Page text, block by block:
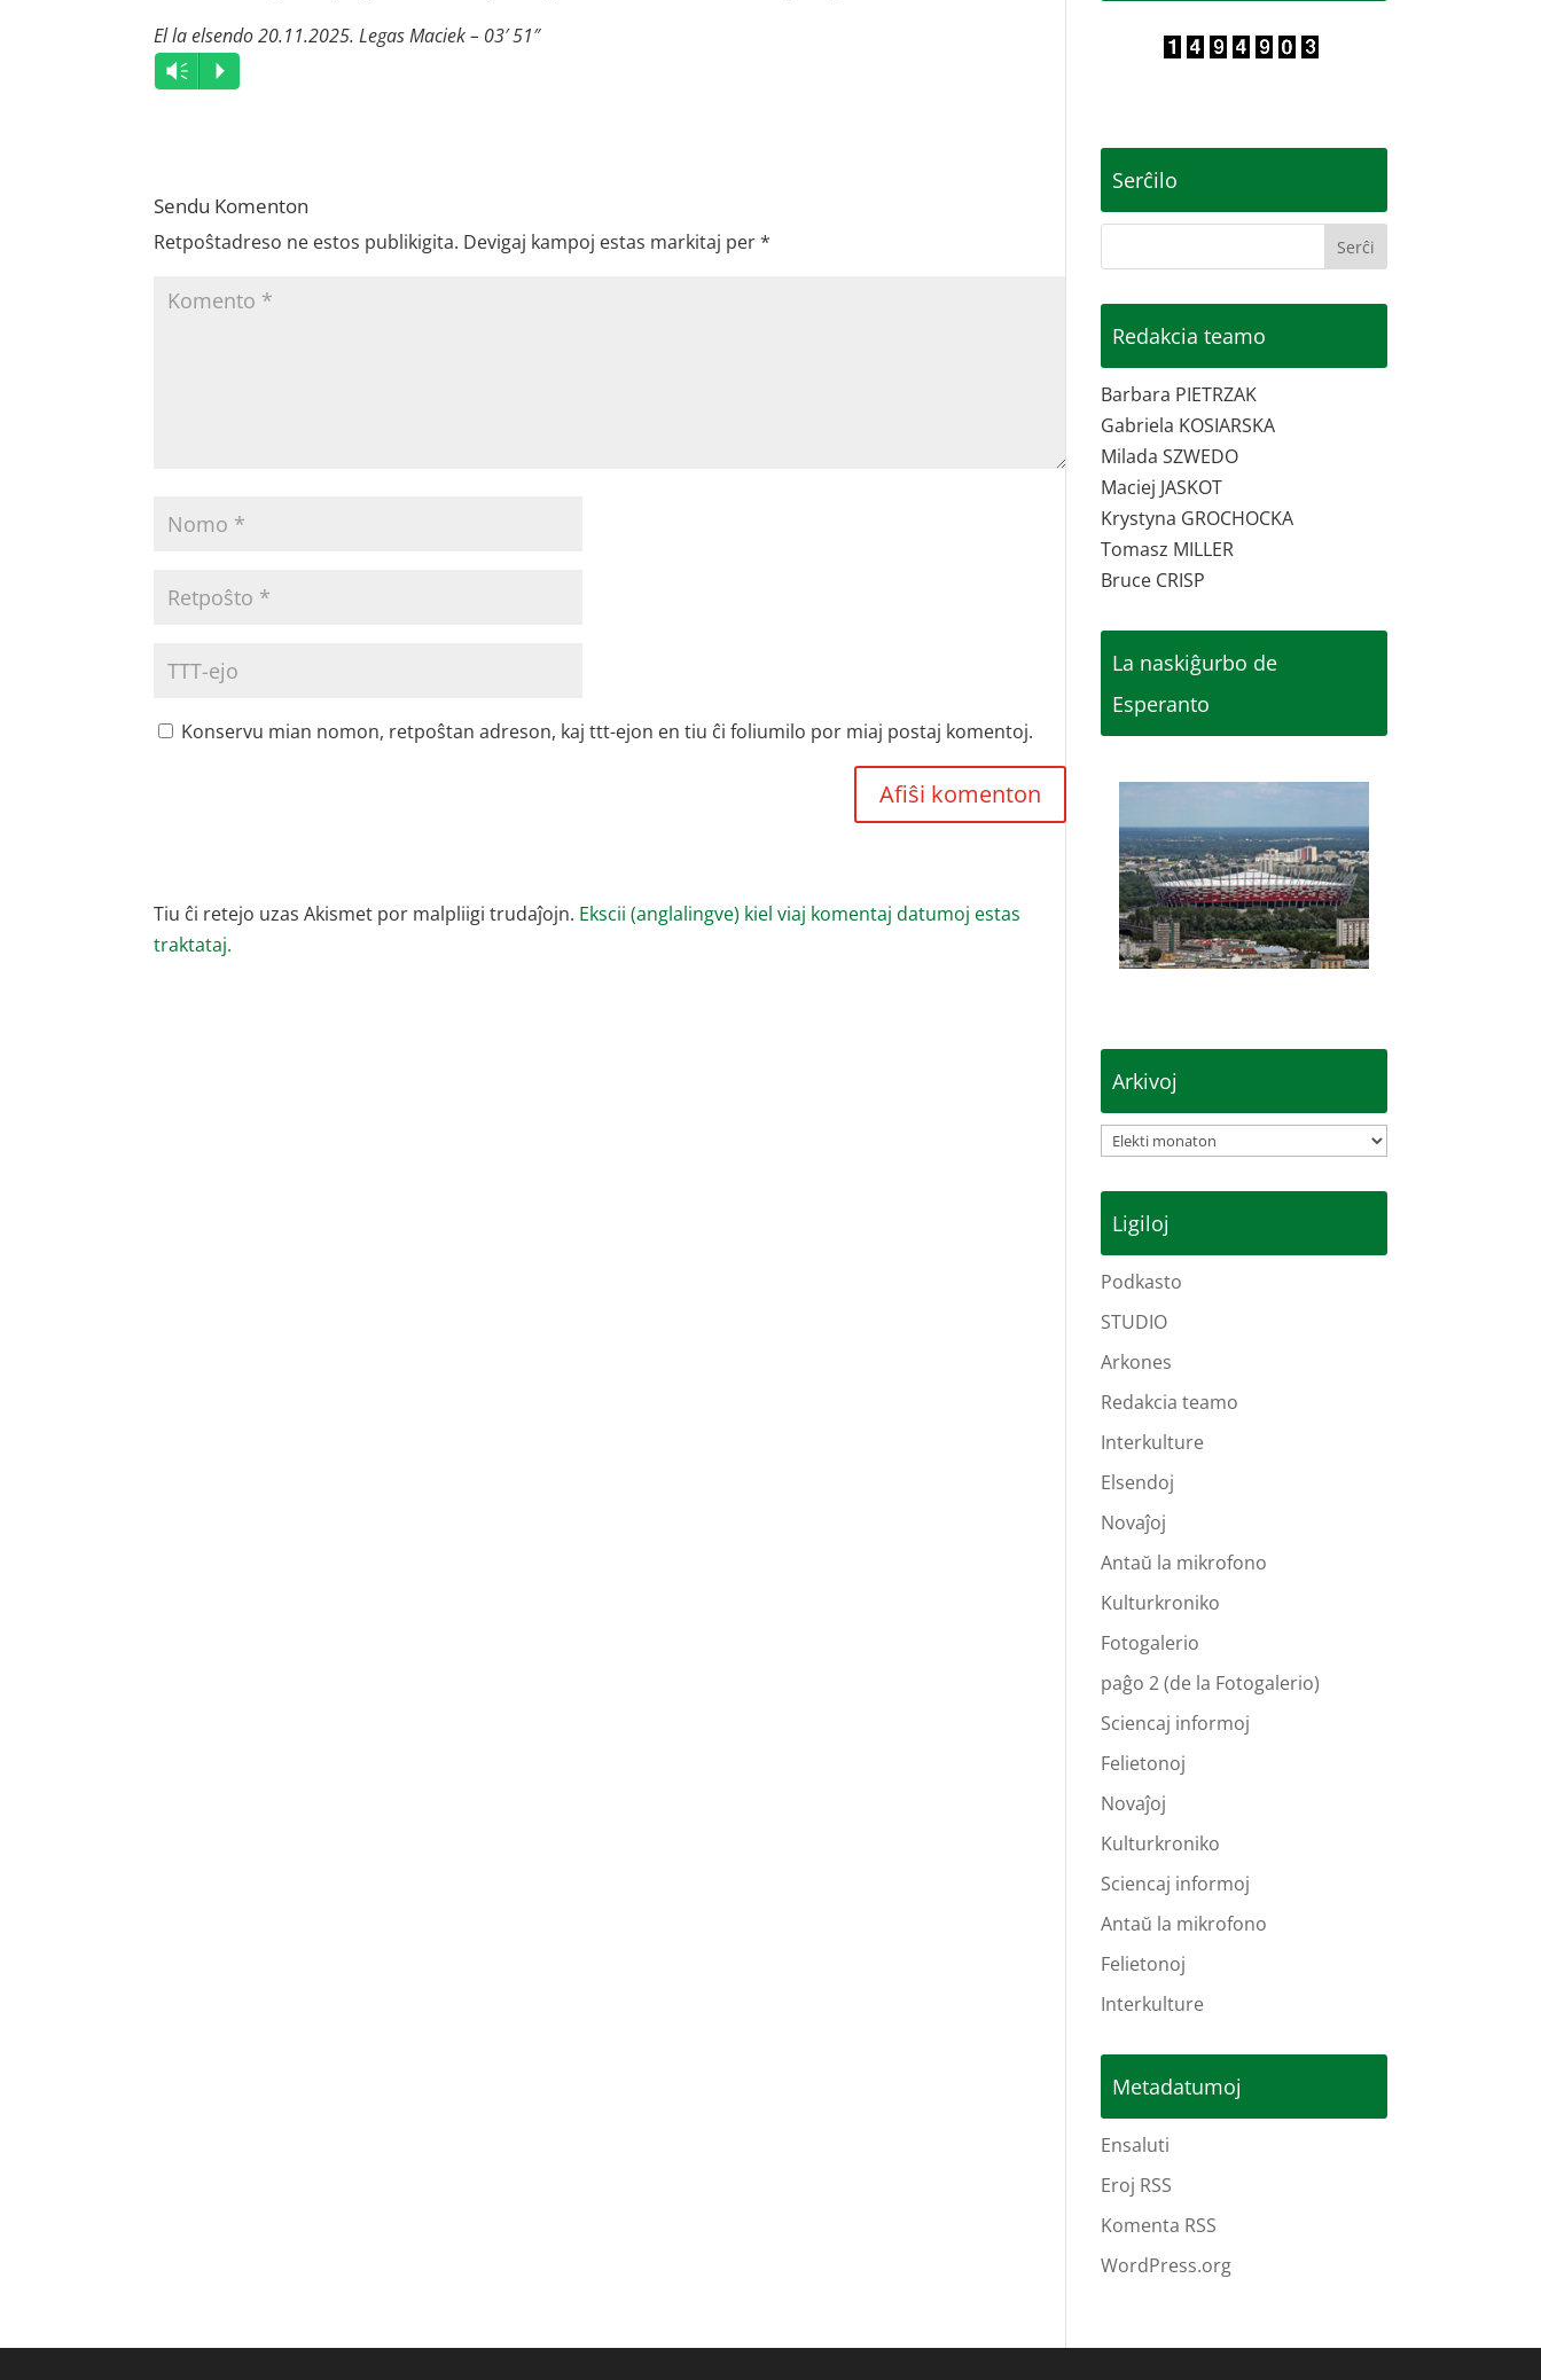
El la elsendo 20.11.2025. Legas Maciek – 03′ 51″
Audio
Player
Vm P
Sendu Komenton
Retpoŝtadreso ne estos publikigita. Devigaj kampoj estas markitaj per*
Konservu mian nomon, retpoŝtan adreson, kaj ttt-ejon en tiu ĉi foliumilo por miaj postaj komentoj.
Tiu ĉi retejo uzas Akismet por malpliigi trudaĵojn. Ekscii (anglalingve) kiel viaj komentaj datumoj estas
traktataj.
Serĉilo
Redakcia teamo
Barbara PIETRZAK
Gabriela KOSIARSKA
Milada SZWEDO
Maciej JASKOT
Krystyna GROCHOCKA
Tomasz MILLER
Bruce CRISP
La naskiĝurbo de
Esperanto
Arkivoj
Arkivoj
Ligiloj
Podkasto
STUDIO
Arkones
Redakcia teamo
Interkulture
Elsendoj
Novaĵoj
Antaŭ la mikrofono
Kulturkroniko
Fotogalerio
paĝo 2 (de la Fotogalerio)
Sciencaj informoj
Felietonoj
Novaĵoj
Kulturkroniko
Sciencaj informoj
Antaŭ la mikrofono
Felietonoj
Interkulture
Metadatumoj
Ensaluti
Eroj RSS
Komenta RSS
WordPress.org